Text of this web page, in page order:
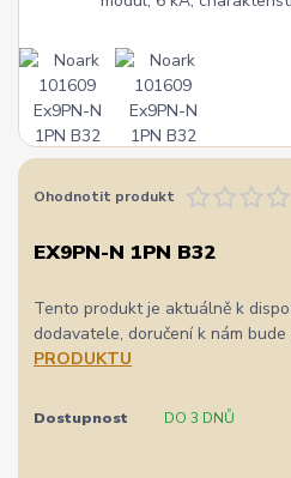
Ohodnotit produkt
EX9PN-N 1PN B32
Tento produkt je aktuálně k
dodavatele, doručení k nám
PRODUKTU
Dostupnost DO 3 DNŮ